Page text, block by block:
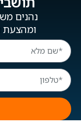
לייעוץ
השאירו פרטים
נהנים
ומהצעת